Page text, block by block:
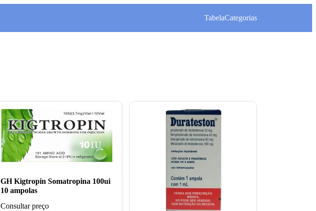
TabelaCategorias
GH Kigtropin Somatropina 100ui
10 ampolas
Consultar preço